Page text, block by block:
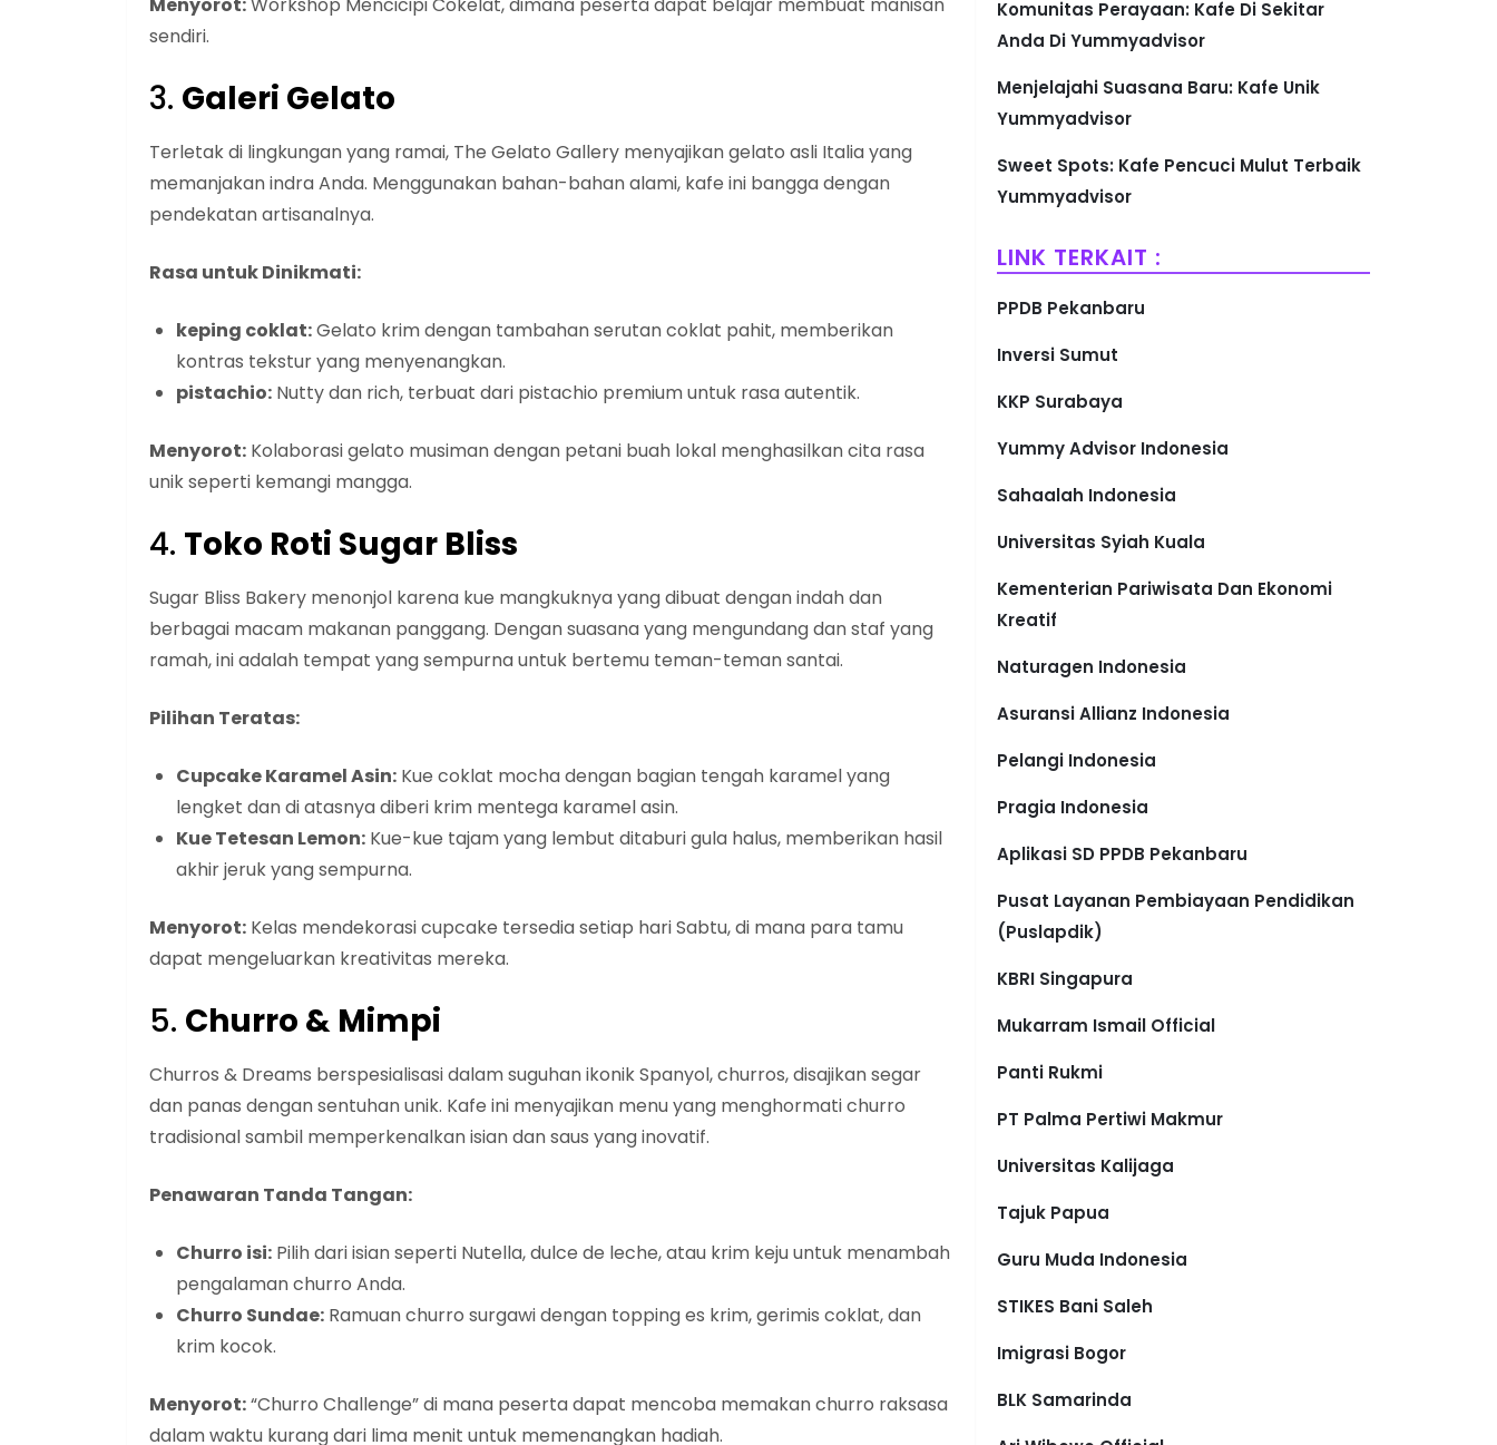
Menyorot:Workshop Mencicipi Cokelat, dimana peserta dapat belajar membuat manisan
sendiri.
3. Galeri Gelato
Terletak di lingkungan yang ramai, The Gelato Gallery menyajikan gelato asli Italia yang
memanjakan indra Anda. Menggunakan bahan-bahan alami, kafe ini bangga dengan
pendekatan artisanalnya.
Rasa untuk Dinikmati:
keping coklat:Gelato krim dengan tambahan serutan coklat pahit, memberikan
kontras tekstur yang menyenangkan.
pistachio: Nutty dan rich, terbuat dari pistachio premium untuk rasa autentik.
Menyorot: Kolaborasi gelato musiman dengan petani buah lokal menghasilkan cita rasa
unik seperti kemangi mangga.
4. Toko Roti Sugar Bliss
Sugar Bliss Bakery menonjol karena kue mangkuknya yang dibuat dengan indah dan
berbagai macam makanan panggang. Dengan suasana yang mengundang dan staf yang
ramah, ini adalah tempat yang sempurna untuk bertemu teman-teman santai.
Pilihan Teratas:
Cupcake Karamel Asin: Kue coklat mocha dengan bagian tengah karamel yang
lengket dan di atasnya diberi krim mentega karamel asin.
Kue Tetesan Lemon: Kue-kue tajam yang lembut ditaburi gula halus, memberikan hasil
akhir jeruk yang sempurna.
Menyorot: Kelas mendekorasi cupcake tersedia setiap hari Sabtu, di mana para tamu
dapat mengeluarkan kreativitas mereka.
5. Churro & Mimpi
Churros & Dreams berspesialisasi dalam suguhan ikonik Spanyol, churros, disajikan segar
dan panas dengan sentuhan unik. Kafe ini menyajikan menu yang menghormati churro
tradisional sambil memperkenalkan isian dan saus yang inovatif.
Penawaran Tanda Tangan:
Churro isi: Pilih dari isian seperti Nutella, dulce de leche, atau krim keju untuk menambah
pengalaman churro Anda.
Churro Sundae: Ramuan churro surgawi dengan topping es krim, gerimis coklat, dan
krim kocok.
Menyorot:“Churro Challenge” di mana peserta dapat mencoba memakan churro raksasa
dalam waktu kurang dari lima menit untuk memenangkan hadiah.
Komunitas Perayaan: Kafe Di Sekitar
Anda Di Yummyadvisor
Menjelajahi Suasana Baru: Kafe Unik
Yummyadvisor
Sweet Spots: Kafe Pencuci Mulut Terbaik
Yummyadvisor
LINK TERKAIT :
PPDB Pekanbaru
Inversi Sumut
KKP Surabaya
Yummy Advisor Indonesia
Sahaalah Indonesia
Universitas Syiah Kuala
Kementerian Pariwisata Dan Ekonomi
Kreatif
Naturagen Indonesia
Asuransi Allianz Indonesia
Pelangi Indonesia
Pragia Indonesia
Aplikasi SD PPDB Pekanbaru
Pusat Layanan Pembiayaan Pendidikan
(Puslapdik)
KBRI Singapura
Mukarram Ismail Official
Panti Rukmi
PT Palma Pertiwi Makmur
Universitas Kalijaga
Tajuk Papua
Guru Muda Indonesia
STIKES Bani Saleh
Imigrasi Bogor
BLK Samarinda